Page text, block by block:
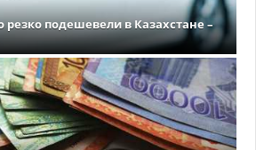
подешевели в Казахстане –